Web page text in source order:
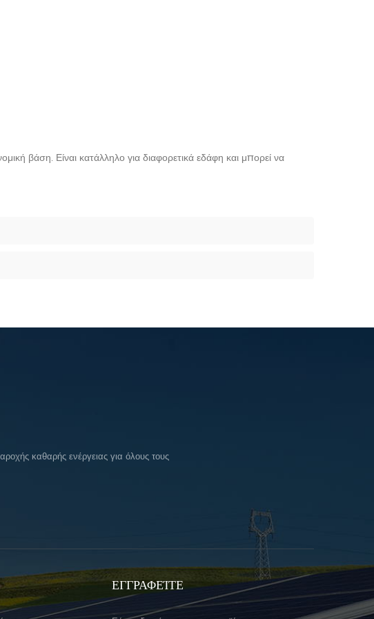
βάση. Είναι κατάλληλο για διαφορετικά εδάφη και μπορεί να
καθαρής ενέργειας για όλους τους
ΕΓΓΡΑΦΕΊΤΕ